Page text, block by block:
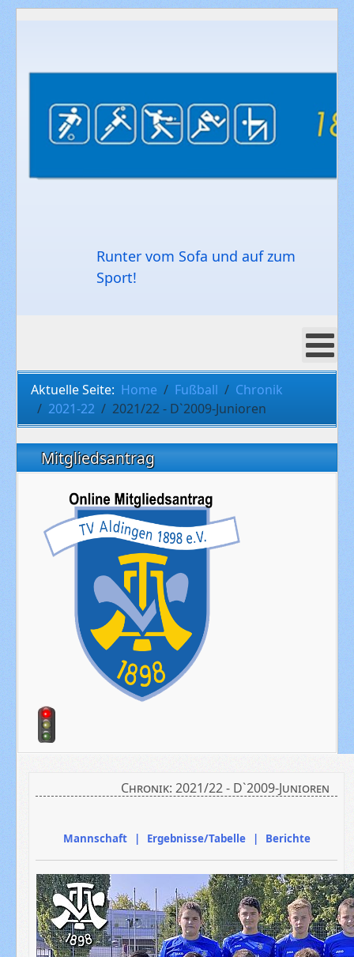
Runter vom Sofa und auf zum
Sport!
Aktuelle Seite: Home Fußball
Chronik
2021-22
2021/22 - D`2009-Junioren
Mitgliedsantrag
Chronik: 2021/22 - D`2009-Junioren
Mannschaft | Ergebnisse/Tabelle | Berichte